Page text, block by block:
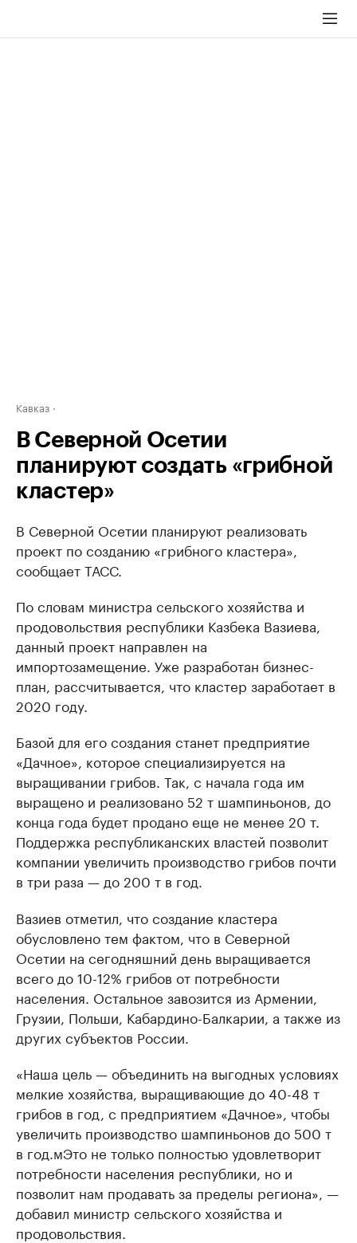
Кавказ
В Северной Осетии
планируют создать «грибной
кластер»
В Северной Осетии планируют реализовать
проект по созданию «грибного кластера»,
сообщает ТАСС.
По словам министра сельского хозяйства и
продовольствия республики Казбека Вазиева,
данный проект направлен на
импортозамещение. Уже разработан бизнес-
план, рассчитывается, что кластер заработает в
2020 году.
Базой для его создания станет предприятие
«Дачное», которое специализируется на
выращивании грибов. Так, с начала года им
выращено и реализовано 52 т шампиньонов, до
конца года будет продано еще не менее 20 т.
Поддержка республиканских властей позволит
компании увеличить производство грибов почти
в три раза — до 200 т в год.
Вазиев отметил, что создание кластера
обусловлено тем фактом, что в Северной
Осетии на сегодняшний день выращивается
всего до 10-12% грибов от потребности
населения. Остальное завозится из Армении,
Грузии, Польши, Кабардино-Балкарии, а также из
других субъектов России.
«Наша цель — объединить на выгодных условиях
мелкие хозяйства, выращивающие до 40-48 т
грибов в год, с предприятием «Дачное», чтобы
увеличить производство шампиньонов до 500 т
в год.мЭто не только полностью удовлетворит
потребности населения республики, но и
позволит нам продавать за пределы региона», —
добавил министр сельского хозяйства и
продовольствия.